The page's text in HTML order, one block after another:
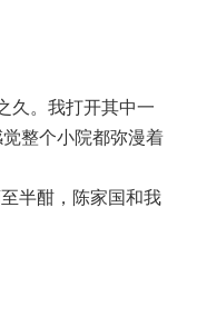
久。我打开其中一
整个小院都弥漫着
半酣，陈家国和我